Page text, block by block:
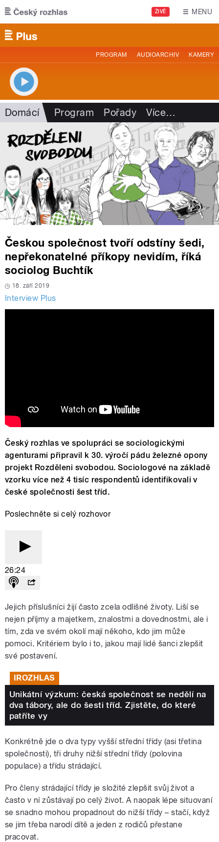
Přejít k hlavnímu obsahu
ŽIVĚ MENU
PROGRAM AUDIOARCHIV KAMERY
Domácí Program Pořady Více…
Českou společnost tvoří odstíny šedi,
nepřekonatelné příkopy nevidím, říká
sociolog Buchtík
18. září 2019
Interview Plus
Český rozhlas ve spolupráci se sociologickými
agenturami připravil k 30. výročí pádu železné opony
projekt Rozděleni svobodou. Sociologové na základě
vzorku více než 4 tisíc respondentů identifikovali v
české společnosti šest tříd.
Poslechněte si celý rozhovor
26:24
Jejich příslušníci žijí často zcela odlišné životy. Liší se
nejen příjmy a majetkem, znalostmi a dovednostmi, ale i
tím, zda ve svém okolí mají někoho, kdo jim může
pomoci. Kritériem bylo i to, jakou mají lidé šanci zlepšit
své postavení.
IROZHLAS
Unikátní výzkum: česká společnost se nedělí na
dva tábory, ale do šesti tříd. Zjistěte, do které
patříte vy
Konkrétně jde o dva typy vyšší střední třídy (asi třetina
společnosti), tři druhy nižší střední třídy (polovina
populace) a třídu strádající.
Pro členy strádající třídy je složité zlepšit svůj život a
často v ní zůstávají po celý život. A naopak lépe situovaní
se snadno mohou propadnout do nižší třídy – stačí, když
se jim třeba narodí dítě a jeden z rodičů přestane
pracovat.